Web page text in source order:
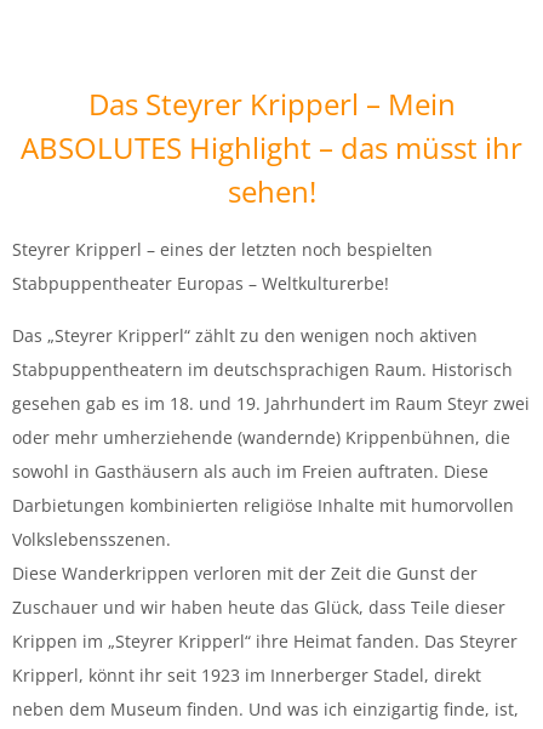
Das Steyrer Kripperl – Mein
ABSOLUTES Highlight – das müsst ihr
sehen!
Steyrer Kripperl – eines der letzten noch bespielten
Stabpuppentheater Europas – Weltkulturerbe!
Das „Steyrer Kripperl“ zählt zu den wenigen noch aktiven
Stabpuppentheatern im deutschsprachigen Raum. Historisch
gesehen gab es im 18. und 19. Jahrhundert im Raum Steyr zwei
oder mehr umherziehende (wandernde) Krippenbühnen, die
sowohl in Gasthäusern als auch im Freien auftraten. Diese
Darbietungen kombinierten religiöse Inhalte mit humorvollen
Volkslebensszenen.
Diese Wanderkrippen verloren mit der Zeit die Gunst der
Zuschauer und wir haben heute das Glück, dass Teile dieser
Krippen im „Steyrer Kripperl“ ihre Heimat fanden. Das Steyrer
Kripperl, könnt ihr seit 1923 im Innerberger Stadel, direkt
neben dem Museum finden. Und was ich einzigartig finde, ist,